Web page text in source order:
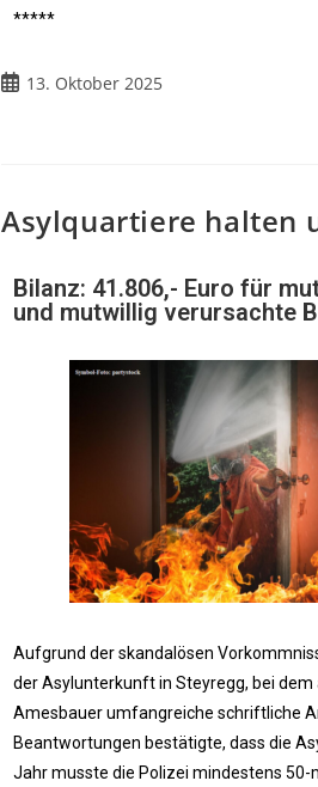
*****
13. Oktober 2025
Asylquartiere halten
Bilanz: 41.806,- Euro für
und mutwillig verursachte
Aufgrund der skandalösen
der Asylunterkunft in Steyregg, bei
Amesbauer umfangreiche schriftliche
Beantwortungen bestätigte, dass die
Jahr musste die Polizei mindestens